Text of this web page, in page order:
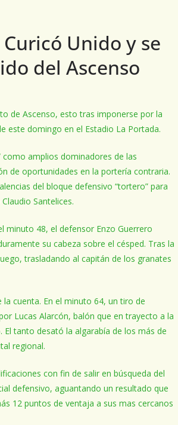
Unido y se
del Ascenso
de Ascenso, esto tras imponerse por la
este domingo en el Estadio La Portada.
amplios dominadores de las
de oportunidades en la portería contraria.
del bloque defensivo “tortero” para
Santelices.
minuto 48, el defensor Enzo Guerrero
su cabeza sobre el césped. Tras la
trasladando al capitán de los granates
cuenta. En el minuto 64, un tiro de
Lucas Alarcón, balón que en trayecto a la
tanto desató la algarabía de los más de
regional.
con fin de salir en búsqueda del
defensivo, aguantando un resultado que
12 puntos de ventaja a sus mas cercanos